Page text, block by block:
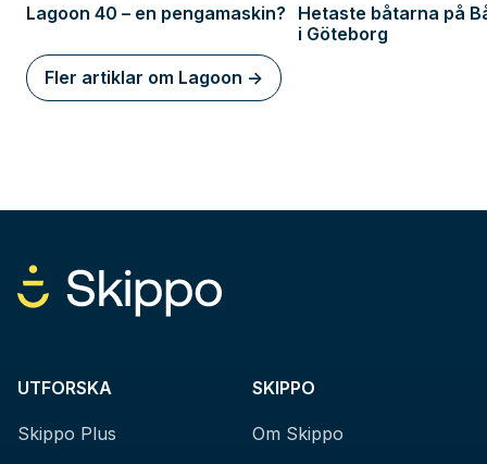
Lagoon 40 – en pengamaskin?
Hetaste båtarna på
i Göteborg
Fler artiklar om Lagoon ->
UTFORSKA
Skippo Plus
SKIPPO
Om Skippo